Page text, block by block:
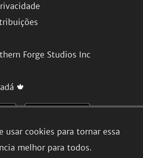
usar cookies para tornar essa
melhor para todos.
Forge Studios Inc
🍁